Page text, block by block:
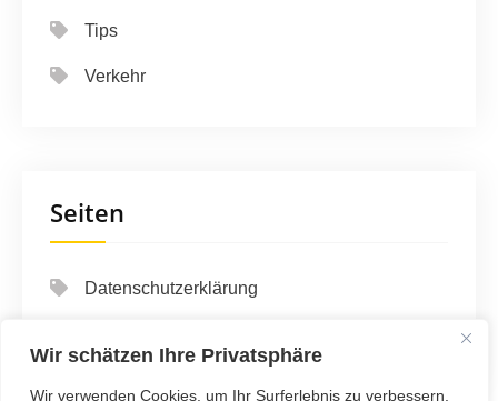
Wir schätzen Ihre Privatsphäre
Wir verwenden Cookies, um Ihr Surferlebnis zu verbessern,
Tips
Verkehr
Seiten
Datenschutzerklärung